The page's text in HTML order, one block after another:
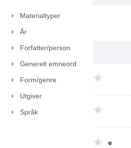
Materialtyper
År
Forfatter/person
Generelt emneord
Form/genre
Utgiver
Språk
e